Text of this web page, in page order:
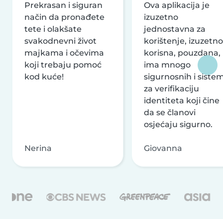
Prekrasan i siguran
način da pronađete
tete i olakšate
svakodnevni život
majkama i očevima
koji trebaju pomoć
kod kuće!
Nerina
Ova aplikacija je
izuzetno
jednostavna za
korištenje, izuzetno
korisna, pouzdana,
ima mnogo
sigurnosnih i
za verifikaciju
identiteta koji čine
da se članovi
osjećaju sigurno.
Giovanna